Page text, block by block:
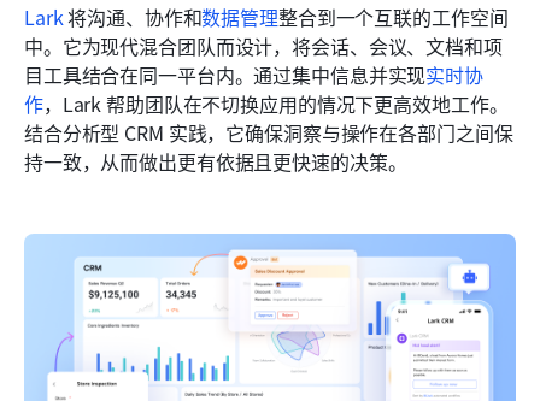
Lark 将沟通、协作和数据管理整合到一个互联的工作空间
中。它为现代混合团队而设计，将会话、会议、文档和项
目工具结合在同一平台内。通过集中信息并实现实时协
作，Lark 帮助团队在不切换应用的情况下更高效地工作。
结合分析型 CRM 实践，它确保洞察与操作在各部门之间保
持一致，从而做出更有依据且更快速的决策。